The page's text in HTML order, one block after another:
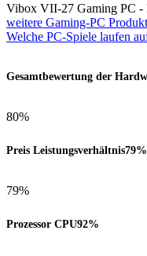
Vibox VII-27 Gaming PC -
weitere Gaming-PC
Welche PC-Spiele laufen
Gesamtbewertung der
80%
Preis Leistungsverhältnis79%
79%
Prozessor CPU92%